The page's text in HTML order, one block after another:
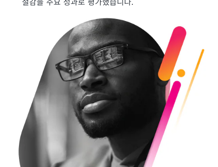
절감을 주요 성과로 평가했습니다.